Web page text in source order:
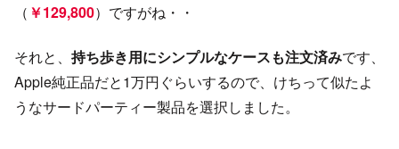
（ ￥129,800）ですがね・・
それと、 持ち歩き用にシンプルなケースも注文済みです、
Apple純正品だと1万円ぐらいするので、けちって似たよ
うなサードパーティー製品を選択しました。